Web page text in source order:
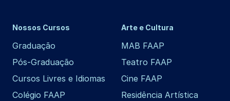
Nossos Cursos
Graduação
Pós-Graduação
Cursos Livres e Idiomas
Colégio FAAP
Arte e Cultura
MAB FAAP
Teatro FAAP
Cine FAAP
Residência Artística